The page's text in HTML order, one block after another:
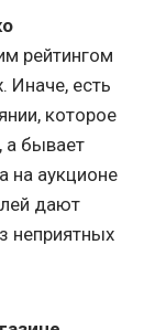
рейтингом
Иначе, есть
которое
а бывает
на аукционе
дают
неприятных